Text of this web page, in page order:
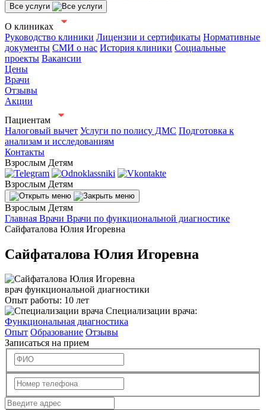
Все услуги
О клиниках
Руководство клиники Лицензии и сертификаты Нормативные
документы СМИ о нас История клиники Социальные
проекты Вакансии
Цены
Врачи
Отзывы
Акции
Пациентам
Налоговый вычет Услуги по полису ДМС Подготовка к
анализам и исследованиям
Контакты
Взрослым Детям
Взрослым Детям
Взрослым Детям
Главная Врачи Врачи по функциональной диагностике
Сайфаталова Юлия Игоревна
Сайфаталова Юлия Игоревна
врач функциональной диагностики
Опыт работы: 10 лет
Специализации врача:
Функциональная диагностика
Опыт Образование Отзывы
Записаться на прием